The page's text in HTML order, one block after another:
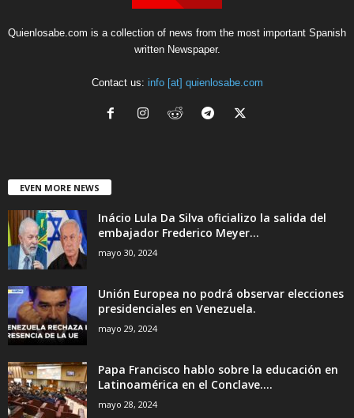
Quienlosabe.com is a collection of news from the most important Spanish
written Newspaper.
Contact us: info [at] quienlosabe.com
EVEN MORE NEWS
Inácio Lula Da Silva oficializo la salida del
embajador Frederico Meyer...
mayo 30, 2024
Unión Europea no podrá observar elecciones
presidenciales en Venezuela.
mayo 29, 2024
Papa Francisco hablo sobre la educación en
Latinoamérica en el Conclave....
mayo 28, 2024